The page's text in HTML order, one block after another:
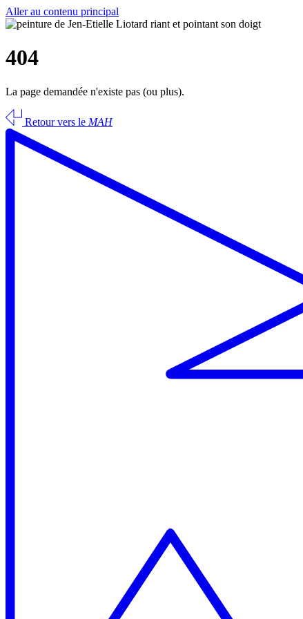
Aller au contenu principal
404
La page demandée n'existe pas (ou plus).
Retour vers le MAH